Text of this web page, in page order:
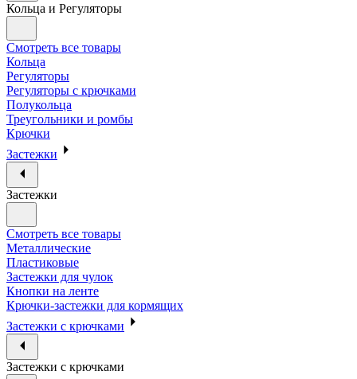
Кольца и Регуляторы
Смотреть все товары
Кольца
Регуляторы
Регуляторы с крючками
Полукольца
Треугольники и ромбы
Крючки
Застежки
Застежки
Смотреть все товары
Металлические
Пластиковые
Застежки для чулок
Кнопки на ленте
Крючки-застежки для кормящих
Застежки с крючками
Застежки с крючками